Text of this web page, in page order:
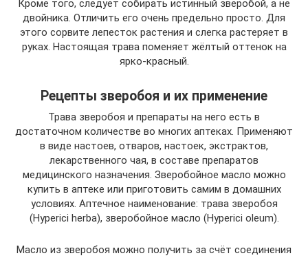
Кроме того, следует собирать истинный зверобой, а не
двойника. Отличить его очень предельно просто. Для
этого сорвите лепесток растения и слегка растеряет в
руках. Настоящая трава поменяет жёлтый оттенок на
ярко-красный.
Рецепты зверобоя и их применение
Трава зверобоя и препараты на него есть в
достаточном количестве во многих аптеках. Применяют
в виде настоев, отваров, настоек, экстрактов,
лекарственного чая, в составе препаратов
медицинского назначения. Зверобойное масло можно
купить в аптеке или приготовить самим в домашних
условиях. Аптечное наименование: трава зверобоя
(Hyperici herba), зверобойное масло (Hyperici oleum).
Масло из зверобоя можно получить за счёт соединения